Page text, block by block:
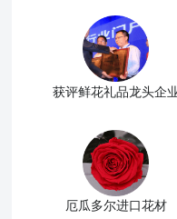
获评鲜花礼品龙头企
厄瓜多尔进口花材